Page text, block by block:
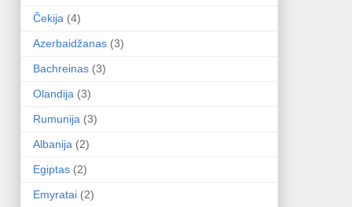
Čekija (4)
Azerbaidžanas (3)
Bachreinas (3)
Olandija (3)
Rumunija (3)
Albanija (2)
Egiptas (2)
Emyratai (2)